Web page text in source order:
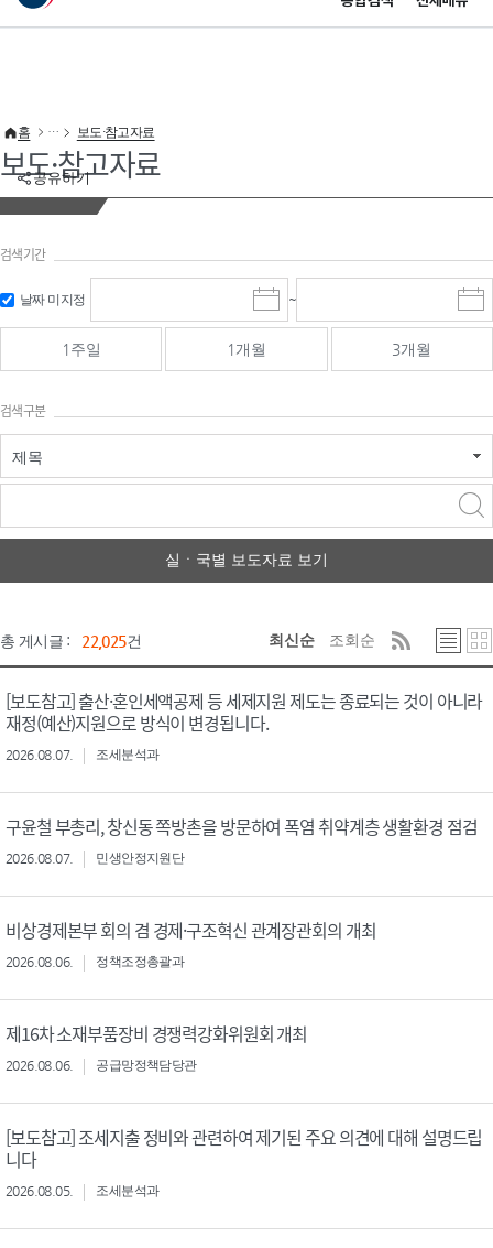
이 누리집은 대한민국 공식 전자정부 누리집입니다.
공유하기
홈 보도·참고자료
보도·참고자료
검색기간
날짜 미지정
시
작
일
선
~
종
료
선
1주일 1개월 3개월
검색구분
제목
실ㆍ국별 보도자료 보기
총 게시글 : 22,025건 최신순 조회순
[보도참고] 출산·혼인세액공제 등 세제지원 제도는 종료되는 것이 아니라
재정(예산)지원으로 방식이 변경됩니다.
2026.08.07. 조세분석과
구윤철 부총리, 창신동 쪽방촌을 방문하여 폭염 취약계층 생활환경 점검
2026.08.07. 민생안정지원단
비상경제본부 회의 겸 경제·구조혁신 관계장관회의 개최
2026.08.06. 정책조정총괄과
제16차 소재부품장비 경쟁력강화위원회 개최
2026.08.06. 공급망정책담당관
[보도참고] 조세지출 정비와 관련하여 제기된 주요 의견에 대해 설명드립
니다
2026.08.05. 조세분석과